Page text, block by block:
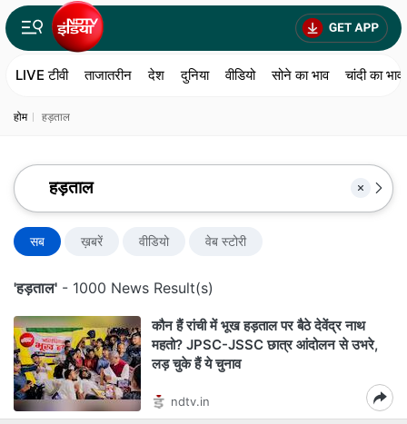
LIVE टीवी ताजातरीन देश दुनिया वीडियो सोने का भाव चांदी का भाव
होम हड़ताल
सब ख़बरें वीडियो वेब स्टोरी
'हड़ताल' - 1000 News Result(s)
कौन हैं रांची में भूख हड़ताल पर बैठे देवेंद्र नाथ
महतो? JPSC-JSSC छात्र आंदोलन से उभरे,
लड़ चुके हैं ये चुनाव
ndtv.in